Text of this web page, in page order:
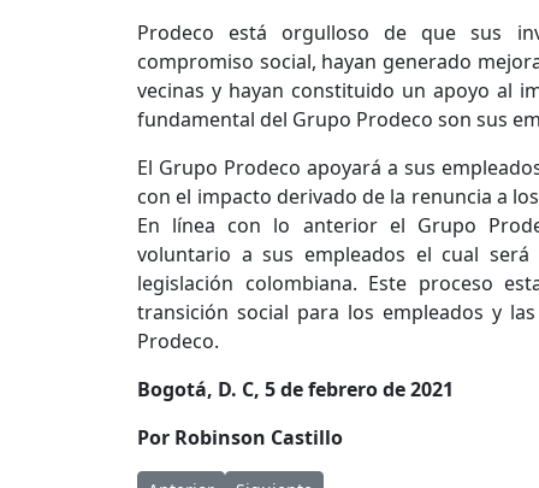
Prodeco está orgulloso de que sus
compromiso social, hayan generado
vecinas y hayan constituido un apoyo al
fundamental del Grupo Prodeco son sus
El Grupo Prodeco apoyará a sus
con el impacto derivado de la renuncia a
En línea con lo anterior el Grupo
voluntario a sus empleados el cual
legislación colombiana. Este proceso
transición social para los empleados y
Prodeco.
Bogotá, D. C, 5 de febrero de 2021
Por Robinson Castillo